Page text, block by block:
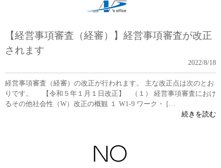
【経営事項審査（経審）】経営事項審査が改正
されます
2022/8/18
経営事項審査（経審）の改正が行われます。 主な改正点は次のとお
りです。 【令和５年１月１日改正】 （１） 経営事項審査におけ
るその他社会性（W）改正の概観 １ W1-9 ワーク・ […
続きを読む